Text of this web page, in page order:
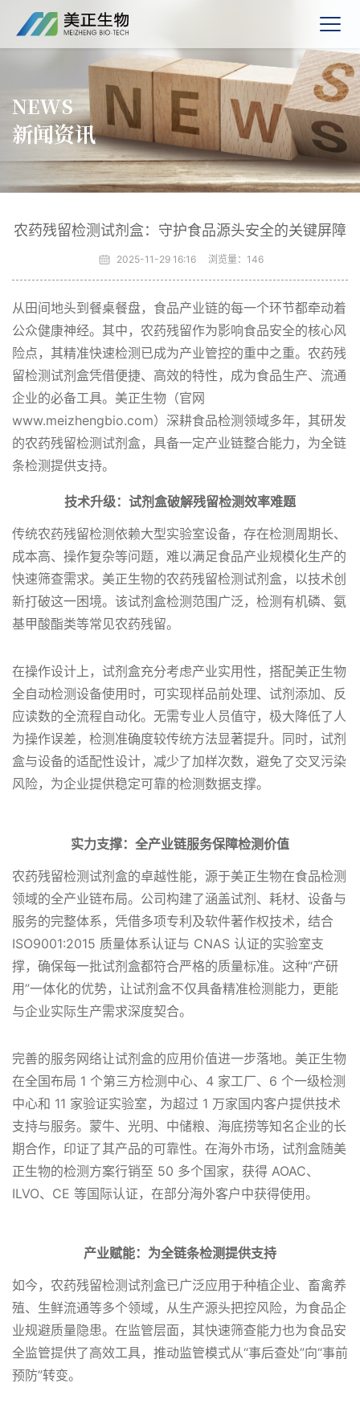
NEWS
新闻资讯
农药残留检测试剂盒：守护食品源头安全的关键屏障
2025-11-29 16:16 浏览量： 146
从田间地头到餐桌餐盘，食品产业链的每一个环节都牵动着
公众健康神经。其中，农药残留作为影响食品安全的核心风
险点，其精准快速检测已成为产业管控的重中之重。农药残
留检测试剂盒凭借便捷、高效的特性，成为食品生产、流通
企业的必备工具。美正生物（官网
www.meizhengbio.com）深耕食品检测领域多年，其研发
的农药残留检测试剂盒， 具备一定产业链整合能力， 为全链
条检测提供支持。
技术升级：试剂盒破解残留检测效率难题
传统农药残留检测依赖大型实验室设备，存在检测周期长、
成本高、操作复杂等问题，难以满足食品产业规模化生产的
快速筛查需求。美正生物的农药残留检测试剂盒，以技术创
新打破这一困境。该试剂盒检测范围广泛，检测有机磷、氨
基甲酸酯类等常见农药残留。
在操作设计上，试剂盒充分考虑产业实用性，搭配美正生物
全自动检测设备使用时，可实现样品前处理、试剂添加、反
应读数的全流程自动化。无需专业人员值守，极大降低了人
为操作误差，检测准确度较传统方法显著提升。同时，试剂
盒与设备的适配性设计，减少了加样次数，避免了交叉污染
风险，为企业提供稳定可靠的检测数据支撑。
实力支撑：全产业链服务保障检测价值
农药残留检测试剂盒的卓越性能，源于美正生物在食品检测
领域的全产业链布局。公司构建了涵盖试剂、耗材、设备与
服务的完整体系，凭借多项专利及软件著作权技术，结合
ISO9001:2015 质量体系认证与 CNAS 认证的实验室支
撑，确保每一批试剂盒都符合严格的质量标准。这种“产研
用”一体化的优势，让试剂盒不仅具备精准检测能力，更能
与企业实际生产需求深度契合。
完善的服务网络让试剂盒的应用价值进一步落地。美正生物
在全国布局 1 个第三方检测中心、4 家工厂、6 个一级检测
中心和 11 家验证实验室，为超过 1 万家国内客户提供技术
支持与服务。蒙牛、光明、中储粮、海底捞等知名企业的长
期合作，印证了其产品的可靠性。在海外市场，试剂盒随美
正生物的检测方案行销至 50 多个国家，获得 AOAC、
ILVO、CE 等国际认证，在部分海外客户中获得使用。
产业赋能：为全链条检测提供支持
如今，农药残留检测试剂盒已广泛应用于种植企业、畜禽养
殖、生鲜流通等多个领域，从生产源头把控风险，为食品企
业规避质量隐患。在监管层面，其快速筛查能力也为食品安
全监管提供了高效工具，推动监管模式从“事后查处”向“事前
预防”转变。